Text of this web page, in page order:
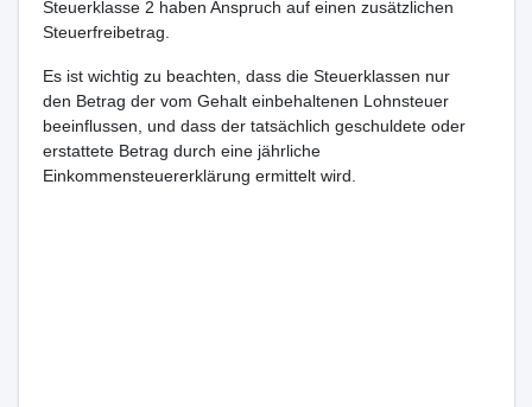
Steuerklasse 2 haben Anspruch auf einen zusätzlichen
Steuerfreibetrag.
Es ist wichtig zu beachten, dass die Steuerklassen nur
den Betrag der vom Gehalt einbehaltenen Lohnsteuer
beeinflussen, und dass der tatsächlich geschuldete oder
erstattete Betrag durch eine jährliche
Einkommensteuererklärung ermittelt wird.